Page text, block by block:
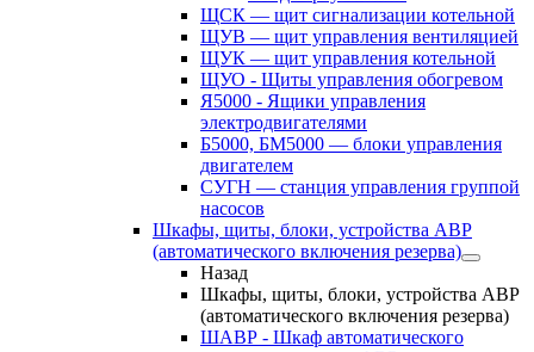
ЩСК — щит сигнализации котельной
ЩУВ — щит управления вентиляцией
ЩУК — щит управления котельной
ЩУО - Щиты управления обогревом
Я5000 - Ящики управления
электродвигателями
Б5000, БМ5000 — блоки управления
двигателем
СУГН — станция управления группой
насосов
Шкафы, щиты, блоки, устройства АВР
(автоматического включения резерва)
Назад
Шкафы, щиты, блоки, устройства АВР
(автоматического включения резерва)
ШАВР - Шкаф автоматического